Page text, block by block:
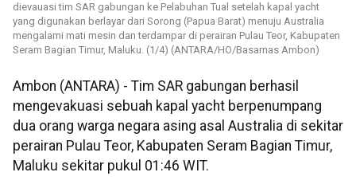
dievauasi tim SAR gabungan ke Pelabuhan Tual setelah kapal yacht
yang digunakan berlayar dari Sorong (Papua Barat) menuju Australia
mengalami mati mesin dan terdampar di perairan Pulau Teor, Kabupaten
Seram Bagian Timur, Maluku. (1/4) (ANTARA/HO/Basarnas Ambon)
Ambon (ANTARA) - Tim SAR gabungan berhasil
mengevakuasi sebuah kapal yacht berpenumpang
dua orang warga negara asing asal Australia di sekitar
perairan Pulau Teor, Kabupaten Seram Bagian Timur,
Maluku sekitar pukul 01:46 WIT.